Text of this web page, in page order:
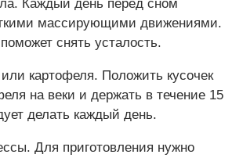
Каждый день перед сном
массирующими движениями.
снять усталость.
картофеля. Положить кусочек
на веки и держать в течение 15
делать каждый день.
Для приготовления нужно